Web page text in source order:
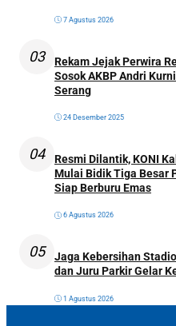
7 Agustus 2026
03
Rekam Jejak Perwira
Sosok AKBP Andri
Serang
24 Desember 2025
04
Resmi Dilantik, KONI
Mulai Bidik Tiga Besar
Siap Berburu Emas
6 Agustus 2026
05
Jaga Kebersihan
dan Juru Parkir Gelar
1 Agustus 2026